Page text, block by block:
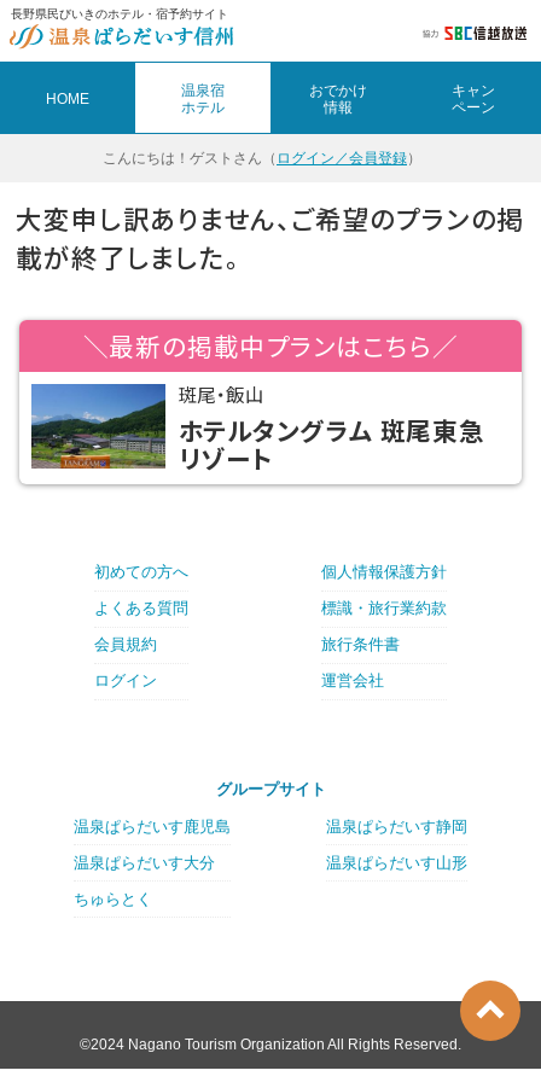
長野県民びいきのホテル・宿予約サイト
HOME
温泉宿
ホテル
おでかけ
情報
キャン
ペーン
こんにちは！ ゲストさん（ ログイン／会員登録）
大変申し訳ありません、ご希望のプランの掲
載が終了しました。
＼最新の掲載中プランはこちら／
斑尾・飯山
ホテルタングラム 斑尾東急
リゾート
初めての方へ
よくある質問
会員規約
ログイン
個人情報保護方針
標識・旅行業約款
旅行条件書
運営会社
グループサイト
温泉ぱらだいす鹿児島
温泉ぱらだいす大分
ちゅらとく
温泉ぱらだいす静岡
温泉ぱらだいす山形
©2024 Nagano Tourism Organization All Rights Reserved.